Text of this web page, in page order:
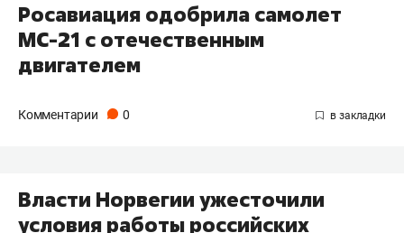
Росавиация одобрила самолет
МС-21 с отечественным
двигателем
Комментарии 0
Власти Норвегии ужесточили
условия работы российских